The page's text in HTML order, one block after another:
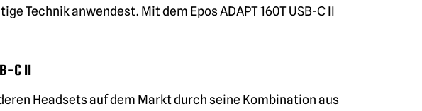
Technik anwendest. Mit dem Epos ADAPT 160T USB-C II
C II
Headsets auf dem Markt durch seine Kombination aus